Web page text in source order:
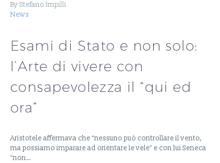
By Stefano Impilli
News
Esami di Stato e non solo:
l’Arte di vivere con
consapevolezza il “qui ed
ora”
Aristotele affermava che “nessuno può controllare il vento,
ma possiamo imparare ad orientare le vele” e con lui Seneca
“non…